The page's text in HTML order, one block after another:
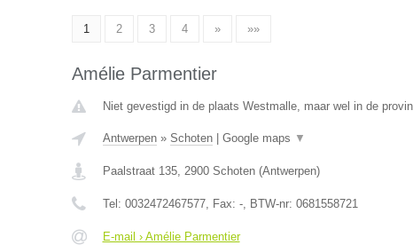
1 2 3 4 » »»
Amélie Parmentier
Niet gevestigd in de plaats Westmalle, maar wel in de
Antwerpen» Schoten| Google maps ▼
Paalstraat 135, 2900 Schoten(Antwerpen)
Tel: 0032472467577, Fax: -, BTW-nr: 0681558721
E-mail › Amélie Parmentier